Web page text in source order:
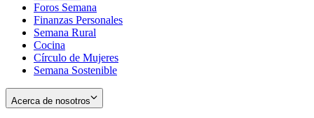
window
Foros Semana
Finanzas Personales
Semana Rural
Cocina
Círculo de Mujeres
Semana Sostenible
Acerca de nosotros